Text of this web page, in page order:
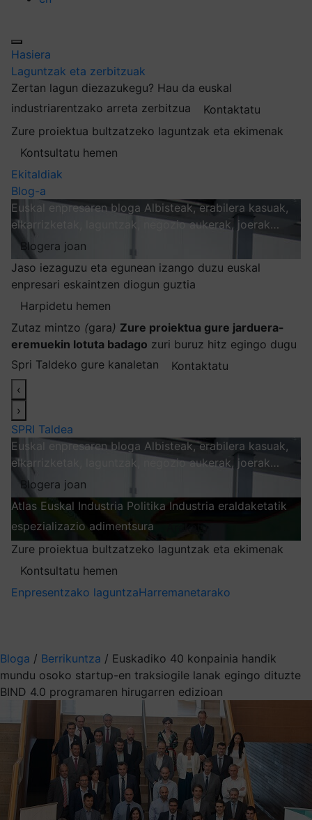
Hasiera
Laguntzak eta zerbitzuak
Zertan lagun diezazukegu? Hau da euskal
industriarentzako arreta zerbitzua
Kontaktatu
Zure proiektua bultzatzeko laguntzak eta ekimenak
Kontsultatu hemen
Ekitaldiak
Blog-a
Euskal enpresaren bloga Albisteak, erabilera kasuak,
elkarrizketak, laguntzak, negozio aukerak, joerak…
Blogera joan
Jaso iezaguzu eta egunean izango duzu euskal
enpresari eskaintzen diogun guztia
Harpidetu hemen
Zutaz mintzo (gara) Zure proiektua gure jarduera-
eremuekin lotuta badago zuri buruz hitz egingo dugu
Spri Taldeko gure kanaletan
Kontaktatu
‹
›
SPRI Taldea
Euskal enpresaren bloga Albisteak, erabilera kasuak,
elkarrizketak, laguntzak, negozio aukerak, joerak…
Blogera joan
Atlas Euskal Industria Politika Industria eraldaketatik
espezializazio adimentsura
Zure proiektua bultzatzeko laguntzak eta ekimenak
Kontsultatu hemen
Enpresentzako laguntzaHarremanetarako
Bloga / Berrikuntza / Euskadiko 40 konpainia handik
mundu osoko startup-en traksiogile lanak egingo dituzte
BIND 4.0 programaren hirugarren edizioan